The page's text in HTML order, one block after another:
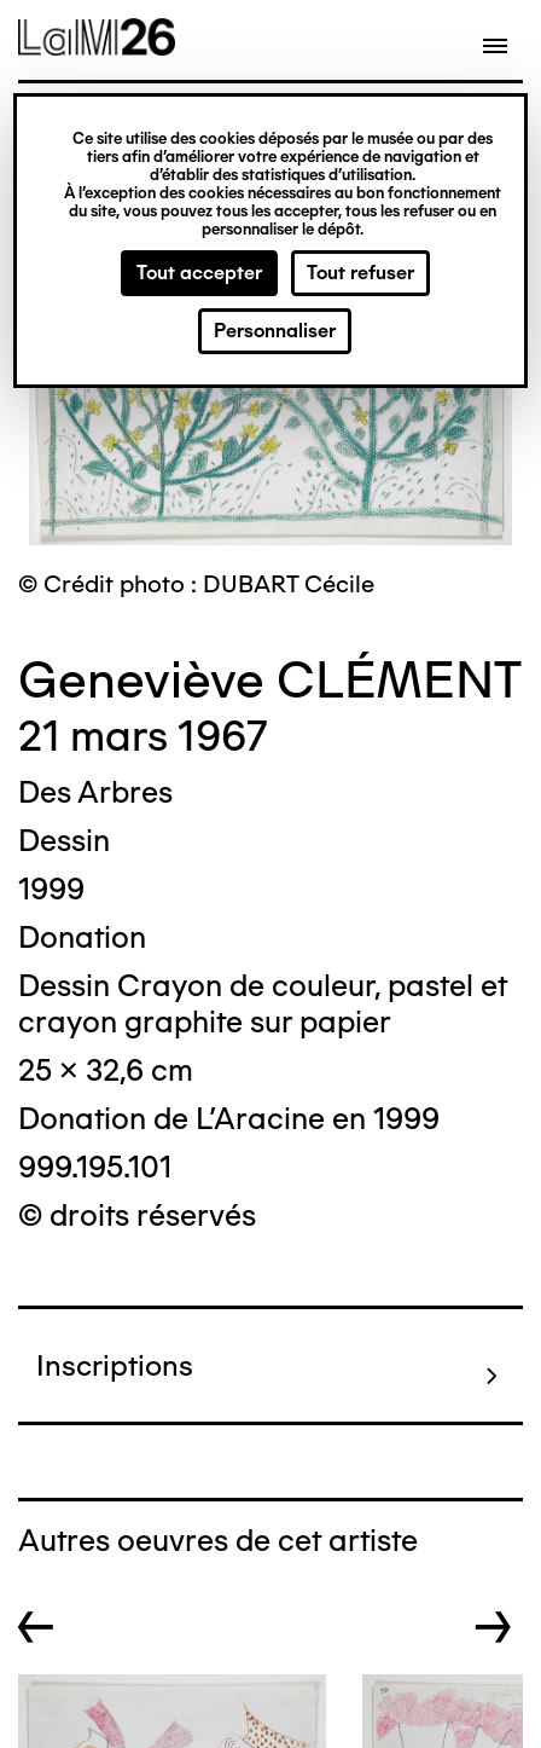
Gestion des cookies
Ce site utilise des cookies déposés par le musée ou par des
tiers afin d’améliorer votre expérience de navigation et
d’établir des statistiques d’utilisation.
À l’exception des cookies nécessaires au bon fonctionnement
du site, vous pouvez tous les accepter, tous les refuser ou en
personnaliser le dépôt.
Tout accepter Tout refuser
Personnaliser
contenu
© Crédit photo : DUBART Cécile
Geneviève CLÉMENT
21 mars 1967
Des Arbres
Dessin
1999
Donation
Dessin Crayon de couleur, pastel et
crayon graphite sur papier
25 x 32,6 cm
Donation de L'Aracine en 1999
999.195.101
© droits réservés
Inscriptions
Autres oeuvres de cet artiste
← →